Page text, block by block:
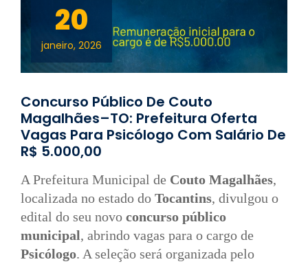
20
janeiro, 2026
Concurso Público De Couto
Magalhães–TO: Prefeitura Oferta
Vagas Para Psicólogo Com Salário De
R$ 5.000,00
A Prefeitura Municipal de Couto Magalhães,
localizada no estado do Tocantins, divulgou o
edital do seu novo concurso público
municipal, abrindo vagas para o cargo de
Psicólogo. A seleção será organizada pelo